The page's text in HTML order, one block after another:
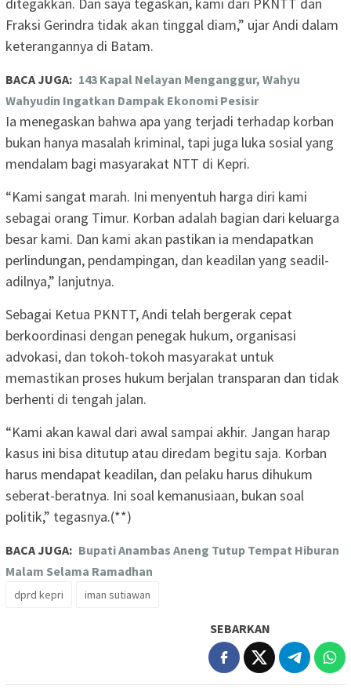
Fraksi Gerindra tidak akan tinggal diam,” ujar Andi dalam
keterangannya di Batam.
BACA JUGA: 143 Kapal Nelayan Menganggur, Wahyu
Wahyudin Ingatkan Dampak Ekonomi Pesisir
Ia menegaskan bahwa apa yang terjadi terhadap korban
bukan hanya masalah kriminal, tapi juga luka sosial yang
mendalam bagi masyarakat NTT di Kepri.
“Kami sangat marah. Ini menyentuh harga diri kami
sebagai orang Timur. Korban adalah bagian dari keluarga
besar kami. Dan kami akan pastikan ia mendapatkan
perlindungan, pendampingan, dan keadilan yang seadil-
adilnya,” lanjutnya.
Sebagai Ketua PKNTT, Andi telah bergerak cepat
berkoordinasi dengan penegak hukum, organisasi
advokasi, dan tokoh-tokoh masyarakat untuk
memastikan proses hukum berjalan transparan dan tidak
berhenti di tengah jalan.
“Kami akan kawal dari awal sampai akhir. Jangan harap
kasus ini bisa ditutup atau diredam begitu saja. Korban
harus mendapat keadilan, dan pelaku harus dihukum
seberat-beratnya. Ini soal kemanusiaan, bukan soal
politik,” tegasnya.(**)
BACA JUGA: Bupati Anambas Aneng Tutup Tempat Hiburan
Malam Selama Ramadhan
dprd kepri iman sutiawan
SEBARKAN